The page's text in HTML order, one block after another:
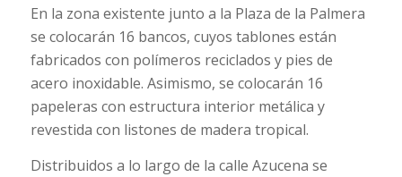
En la zona existente junto a la Plaza de la Palmera
se colocarán 16 bancos, cuyos tablones están
fabricados con polímeros reciclados y pies de
acero inoxidable. Asimismo, se colocarán 16
papeleras con estructura interior metálica y
revestida con listones de madera tropical.
Distribuidos a lo largo de la calle Azucena se